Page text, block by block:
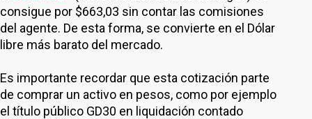
consigue por $663,03 sin contar las comisiones
del agente. De esta forma, se convierte en el Dólar
libre más barato del mercado.
Es importante recordar que esta cotización parte
de comprar un activo en pesos, como por ejemplo
el título público GD30 en liquidación contado